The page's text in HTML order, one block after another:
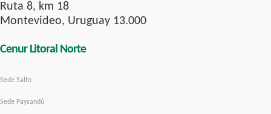
Ruta 8, km 18
Montevideo, Uruguay 13.000
Cenur Litoral Norte
Sede Salto
Sede Paysandú